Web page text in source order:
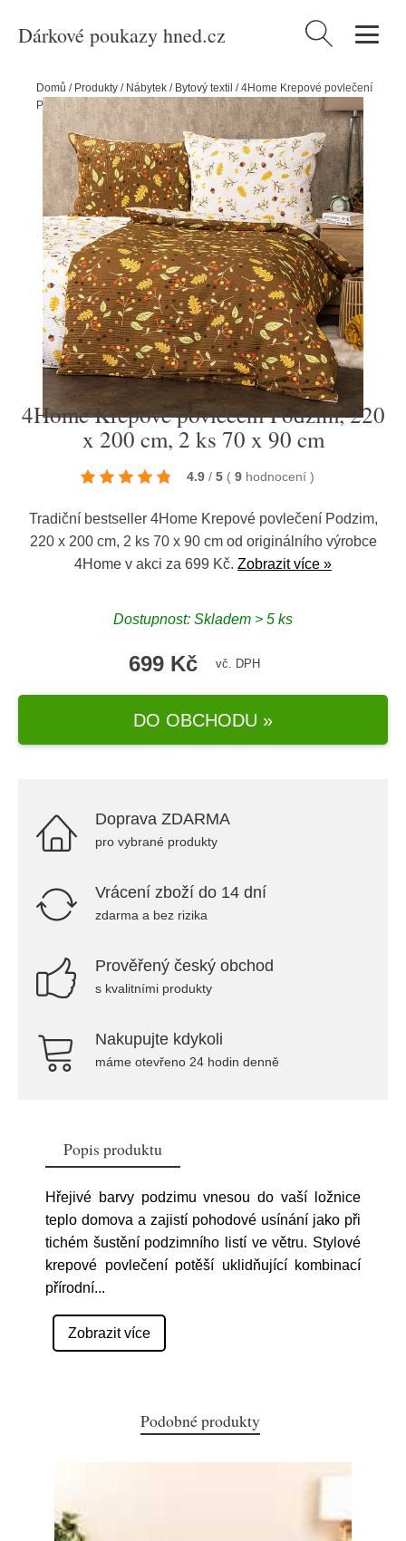
Dárkové poukazy hned.cz Vyhledávání
Domů / Produkty / Nábytek / Bytový textil /4Home Krepové povlečení
Podzim, 220 x 200 cm, 2 ks 70 x 90 cm
4Home Krepové povlečení Podzim, 220
x 200 cm, 2 ks 70 x 90 cm
4.9 / 5 ( 9 hodnocení )
Tradiční bestseller 4Home Krepové povlečení Podzim,
220 x 200 cm, 2 ks 70 x 90 cm od originálního výrobce
4Home v akci za 699 Kč. Zobrazit více »
Dostupnost: Skladem > 5 ks
699 Kč vč. DPH
DO OBCHODU »
Doprava ZDARMA
pro vybrané produkty
Vrácení zboží do 14 dní
zdarma a bez rizika
Prověřený český obchod
s kvalitními produkty
Nakupujte kdykoli
máme otevřeno 24 hodin denně
Popis produktu
Hřejivé barvy podzimu vnesou do vaší ložnice
teplo domova a zajistí pohodové usínání jako při
tichém šustění podzimního listí ve větru. Stylové
krepové povlečení potěší uklidňující kombinací
přírodní...
Zobrazit více
Podobné produkty